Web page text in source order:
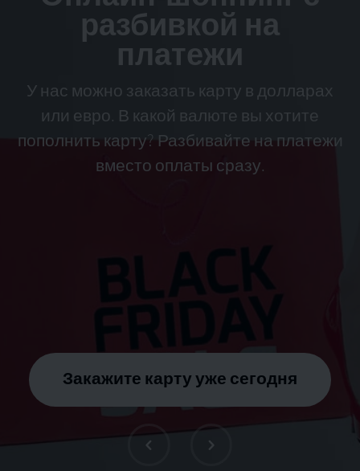
разбивкой на
платежи
У нас можно заказать карту в долларах
или евро. В какой валюте вы хотите
пополнить карту? Разбивайте на платежи
вместо оплаты сразу.
Закажите карту уже сегодня